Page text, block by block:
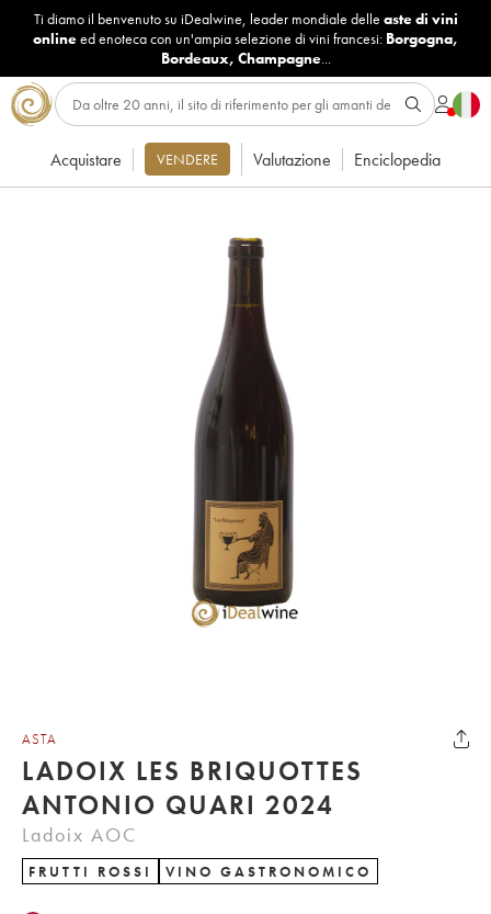
Ti diamo il benvenuto su iDealwine, leader mondiale delle aste di vini
onlineed enoteca con un'ampia selezione di vini francesi: Borgogna,
Bordeaux, Champagne...
Acquistare VENDERE Valutazione Enciclopedia
ASTA
LADOIX LES BRIQUOTTES
ANTONIO QUARI 2024
Ladoix AOC
FRUTTI ROSSI VINO GASTRONOMICO